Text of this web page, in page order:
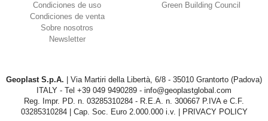
Condiciones de uso
Condiciones de venta
Sobre nosotros
Newsletter
Green Building Council
Geoplast S.p.A. | Via Martiri della Libertà, 6/8 - 35010 Grantorto (Padova)
ITALY - Tel +39 049 9490289 - info@geoplastglobal.com
Reg. Impr. PD. n. 03285310284 - R.E.A. n. 300667 P.IVA e C.F.
03285310284 | Cap. Soc. Euro 2.000.000 i.v. |
PRIVACY POLICY